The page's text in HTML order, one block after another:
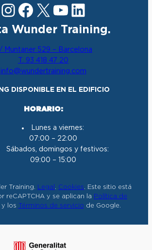
InstagramFacebook X YouTube LinkedIn
Wunder Training.
Muntaner 529 – Barcelona
T. 93 418 47 20
info@wundertraining.com
DISPONIBLE EN EL EDIFICIO
HORARIO:
Lunes a viernes:
07:00 – 22:00
Sábados, domingos y festivos:
09:00 – 15:00
Training. Legal . Cookies. Este sitio está
reCAPTCHA y se aplican la Política de
y los Términos de servicio de Google.